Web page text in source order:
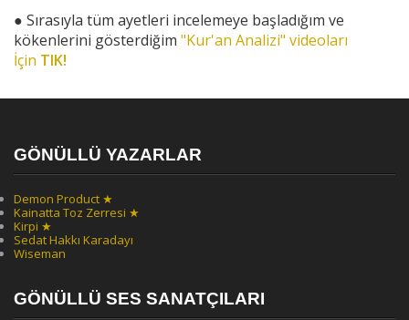
● Sırasıyla tüm ayetleri incelemeye başladığım ve
kökenlerini gösterdiğim "Kur'an Analizi" videoları
İçin TIK!
GÖNÜLLÜ YAZARLAR
Demon Product ★
Kainatta Toz Zerresi ★
Kirpi ★
Sedat Hakkı Karadayı
Wiseman
GÖNÜLLÜ SES SANATÇILARI